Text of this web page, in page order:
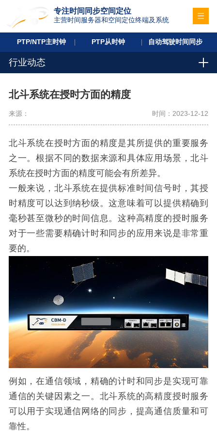
专注时间同步空间定位
主营时间服务器和空间定位终端及系统
PTP/NTP主时钟 PTP从时钟 自动驾驶时间同步
行业动态
北斗系统在授时方面的精度
来源： 时间：2023-12-12
北斗系统在授时方面的精度是其所提供的重要服务
之一。根据不同的数据来源和具体应用场景，北斗
系统在授时方面的精度可能会有所差异。
一般来说，北斗系统在提供标准时间信号时，其授
时精度可以达到纳秒级。这意味着可以提供精确到
毫秒甚至微秒的时间信息。这种高精度的授时服务
对于一些需要精确计时和同步的应用来说是非常重
要的。
例如，在通信领域，精确的计时和同步是实现可靠
通信的关键因素之一。北斗系统的高精度授时服务
可以用于实现通信网络的同步，提高通信质量和可
靠性。